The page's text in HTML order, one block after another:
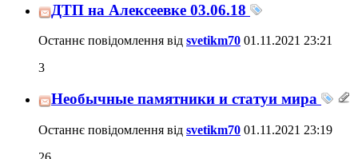
ДТП на Алексеевке 03.06.18
Останнє повідомлення від svetikm70 01.11.2021 23:21
3
Необычные памятники и статуи мира
Останнє повідомлення від svetikm70 01.11.2021 23:19